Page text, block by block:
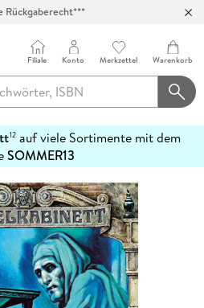
Filiale Konto Merkzettel Warenkorb
12auf viele Sortimente mit dem
SOMMER13